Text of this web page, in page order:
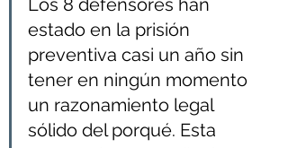
Los 8 defensores han
estado en la prisión
preventiva casi un año sin
tener en ningún momento
un razonamiento legal
sólido del porqué. Esta